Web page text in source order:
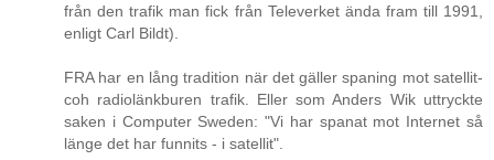
från den trafik man fick från Televerket ända fram till 1991,
enligt Carl Bildt).
FRA har en lång tradition när det gäller spaning mot satellit-
coh radiolänkburen trafik. Eller som Anders Wik uttryckte
saken i Computer Sweden: "Vi har spanat mot Internet så
länge det har funnits - i satellit".